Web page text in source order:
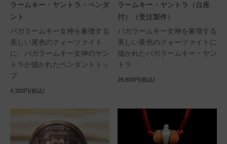
ラームキー・ヤントラ・ペンダ
ント
バガラームキー女神を象徴する
美しい黄色のクォーツァイト
に、バガラームキー女神のヤン
トラが描かれたペンダントトッ
プ
4,320円(税込)
ラームキー・ヤントラ（台座
付）（受注製作）
バガラームキー女神を象徴する
美しい黄色のクォーツァイトに
描かれたバガラームキー・ヤン
トラ
29,800円(税込)